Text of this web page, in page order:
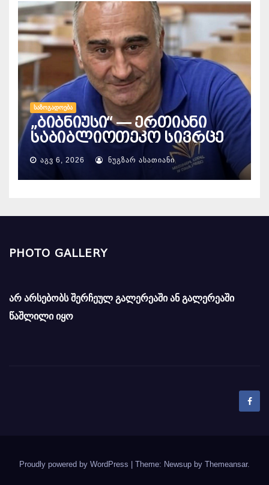
ᲡᲐᲖᲝᲒᲐᲓᲝᲔᲑᲐ
„ბიბნიუსი“ — ერთიანი
საბიბლიოთეკო სივრცე
ᲐᲒᲕ 6, 2026 ᲜᲣᲒᲖᲐᲠ ᲐᲡᲐᲗᲘᲐᲜᲘ
PHOTO GALLERY
არ არსებობს შერჩეულ გალერეაში ან გალერეაში
წაშლილი იყო
Proudly powered by WordPress Theme: Newsup by Themeansar.